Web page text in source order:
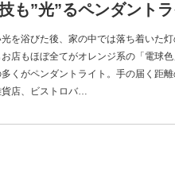
も”光”るペンダント
を浴びた後、家の中では落ち着いた
店もほぼ全てがオレンジ系の「電球
くがペンダントライト。手の届く距
店、ビストロバ…